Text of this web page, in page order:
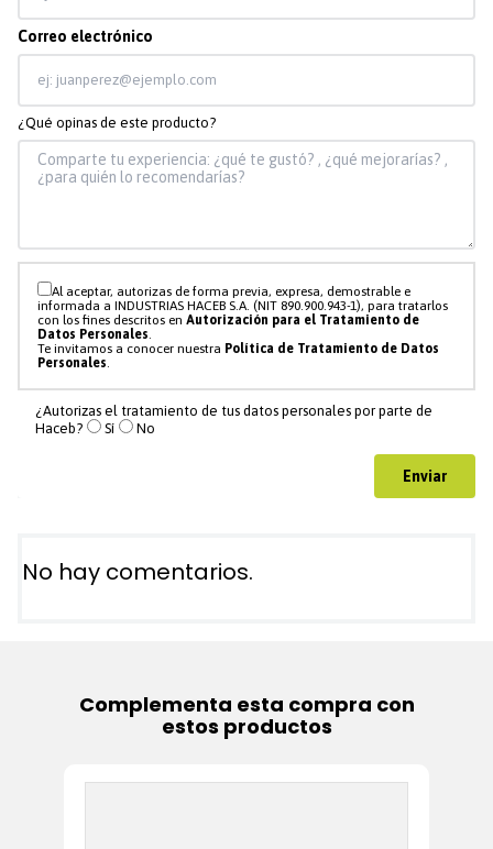
Correo electrónico
¿Qué opinas de este producto?
Al aceptar, autorizas de forma previa, expresa, demostrable e
informada a INDUSTRIAS HACEB S.A. (NIT 890.900.943-1), para tratarlos
con los fines descritos en Autorización para el Tratamiento de
Datos Personales.
Te invitamos a conocer nuestra Política de Tratamiento de Datos
Personales.
¿Autorizas el tratamiento de tus datos personales por parte de
Haceb?
Sí No
Enviar
No hay comentarios.
Complementa esta compra con
estos productos